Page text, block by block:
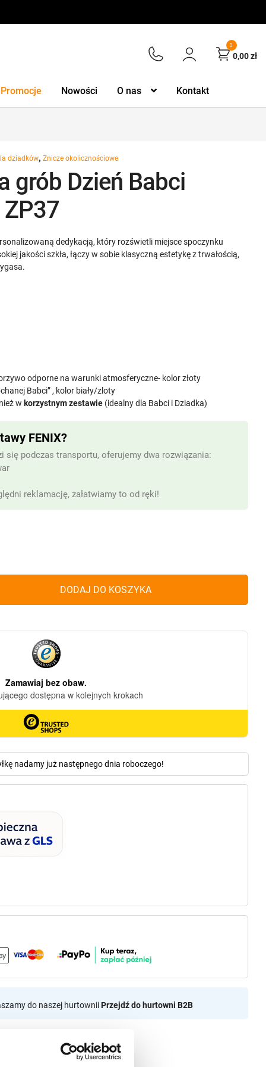
0
0,00zł
Promocje Nowości O nas Kontakt
dziadków,Znicze okolicznościowe
grób Dzień Babci
dedykacją, który rozświetli miejsce spoczynku
jakości szkła, łączy w sobie klasyczną estetykę z trwałością,
odporne na warunki atmosferyczne- kolor złoty
Babci” , kolor biały/zloty
w korzystnym zestawie (idealny dla Babci i Dziadka)
FENIX?
się podczas transportu, oferujemy dwa rozwiązania:
reklamację, załatwiamy to od ręki!
do naszej hurtowniiPrzejdź do hurtowni B2B
nadamy już następnego dnia roboczego!
DODAJ DO KOSZYKA